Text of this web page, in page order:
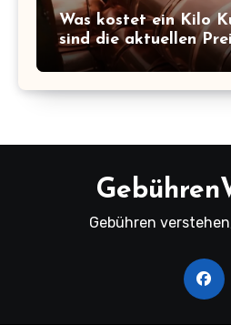
Was kostet ein Kilo
sind die aktuellen
kennen sollten!
Gebühren